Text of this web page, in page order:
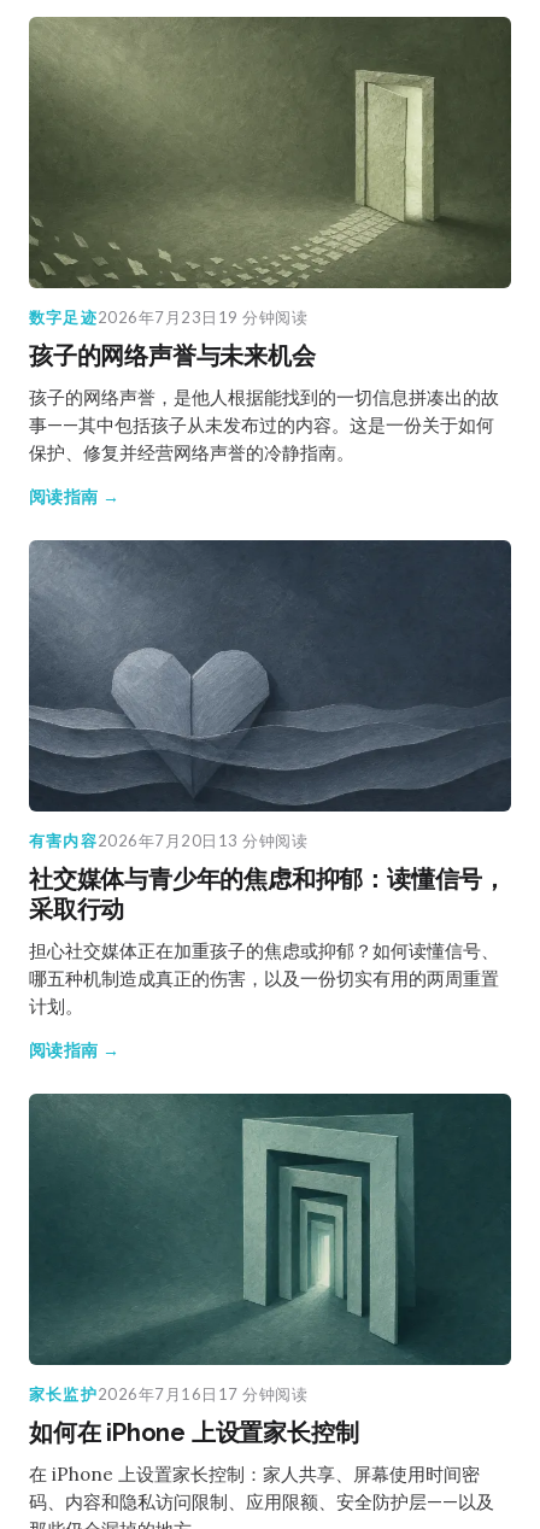
数字足迹2026年7月23日 19 分钟阅读
孩子的网络声誉与未来机会
孩子的网络声誉，是他人根据能找到的一切信息拼凑出的故
事——其中包括孩子从未发布过的内容。这是一份关于如何
保护、修复并经营网络声誉的冷静指南。
阅读指南 →
有害内容2026年7月20日 13 分钟阅读
社交媒体与青少年的焦虑和抑郁：读懂信号，
采取行动
担心社交媒体正在加重孩子的焦虑或抑郁？如何读懂信号、
哪五种机制造成真正的伤害，以及一份切实有用的两周重置
计划。
阅读指南 →
家长监护2026年7月16日 17 分钟阅读
如何在 iPhone 上设置家长控制
在 iPhone 上设置家长控制：家人共享、屏幕使用时间密
码、内容和隐私访问限制、应用限额、安全防护层——以及